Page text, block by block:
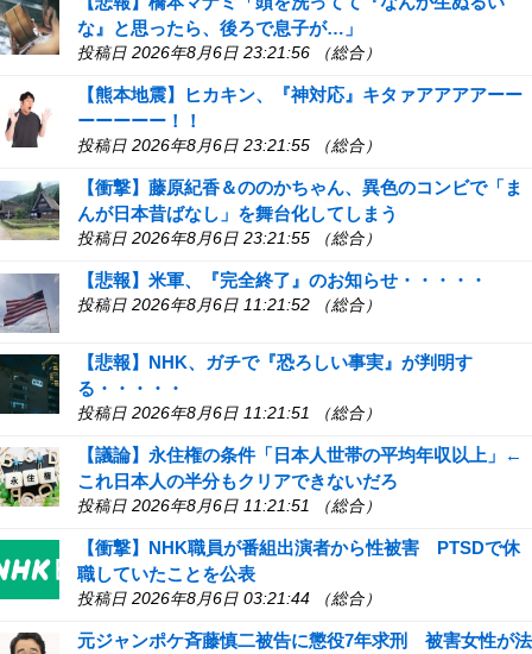
な』と思ったら、後ろで息子が…」
投稿日 2026年8月6日 23:21:56 （総合）
【熊本地震】ヒカキン、『神対応』キタァアアアアーー
ーーーーー！！
投稿日 2026年8月6日 23:21:55 （総合）
【衝撃】藤原紀香＆ののかちゃん、異色のコンビで「ま
んが日本昔ばなし」を舞台化してしまう
投稿日 2026年8月6日 23:21:55 （総合）
【悲報】米軍、『完全終了』のお知らせ・・・・・
投稿日 2026年8月6日 11:21:52 （総合）
【悲報】NHK、ガチで『恐ろしい事実』が判明す
る・・・・・
投稿日 2026年8月6日 11:21:51 （総合）
【議論】永住権の条件「日本人世帯の平均年収以上」←
これ日本人の半分もクリアできないだろ
投稿日 2026年8月6日 11:21:51 （総合）
【衝撃】NHK職員が番組出演者から性被害 PTSDで休
職していたことを公表
投稿日 2026年8月6日 03:21:44 （総合）
元ジャンポケ斉藤慎二被告に懲役7年求刑 被害女性が法